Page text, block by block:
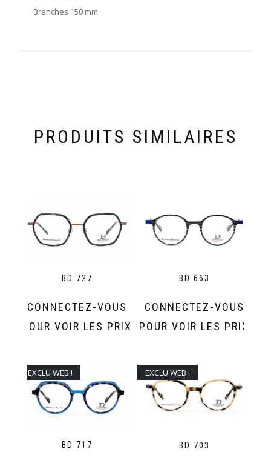
Branches 150 mm
PRODUITS SIMILAIRES
BD 727
CONNECTEZ-VOUS
POUR VOIR LES PRIX
BD 663
CONNECTEZ-VOUS
POUR VOIR LES PRIX
EXCLU WEB !
BD 717
EXCLU WEB !
BD 703